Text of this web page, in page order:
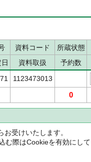
資料コード 所蔵状態
資料取扱 予約数
1123473013
0
受けいたします。
際はCookieを有効にして